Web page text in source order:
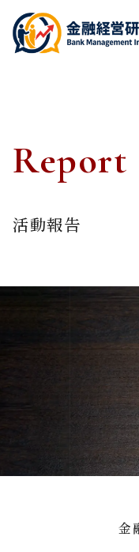
Report
活動報告
金